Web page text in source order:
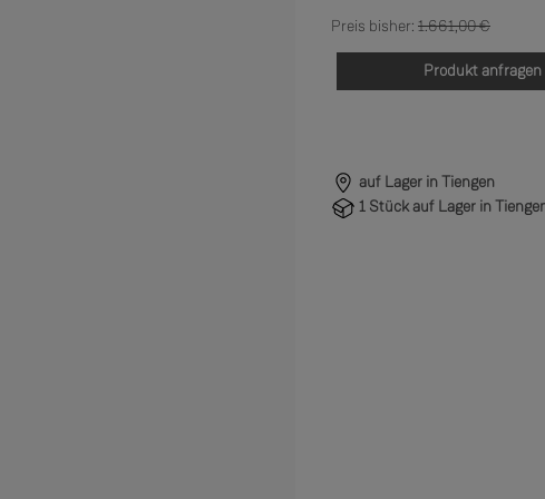
Regulärer Preis:
1.661,00 €
Produkt anfragen
auf Lager in Tiengen
1 Stück auf Lager in